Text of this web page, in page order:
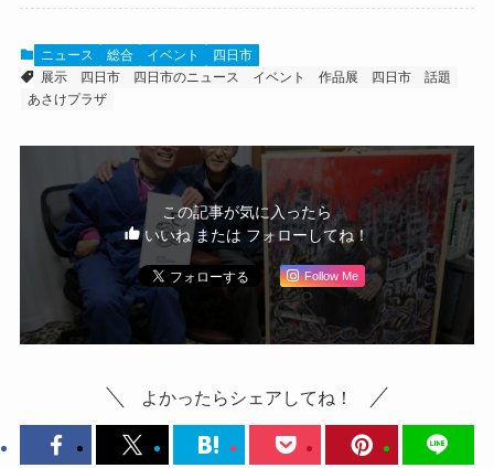
ニュース 総合 イベント
四日市
展示
四日市 四日市のニュース イベント 作品展
四日市 話題
あさけプラザ
この記事が気に入ったら
いいね または フォローしてね！
Follow Me
よかったらシェアしてね！